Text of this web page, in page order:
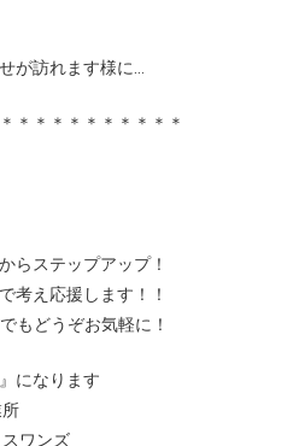
が訪れます様に…
＊＊＊＊＊＊＊＊＊＊
らステップアップ！
考え応援します！！
もどうぞお気軽に！
になります
ワンズ